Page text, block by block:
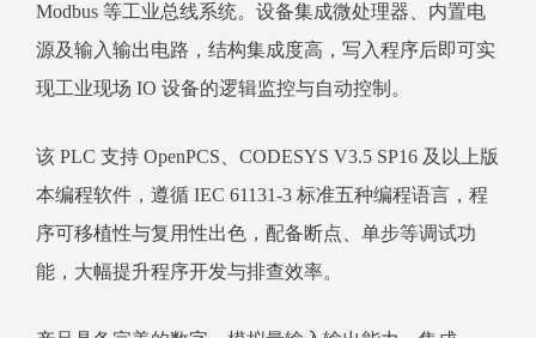
Modbus 等工业总线系统。设备集成微处理器、内置电
源及输入输出电路，结构集成度高，写入程序后即可实
现工业现场 IO 设备的逻辑监控与自动控制。
该 PLC 支持 OpenPCS、CODESYS V3.5 SP16 及以上版
本编程软件，遵循 IEC 61131-3 标准五种编程语言，程
序可移植性与复用性出色，配备断点、单步等调试功
能，大幅提升程序开发与排查效率。